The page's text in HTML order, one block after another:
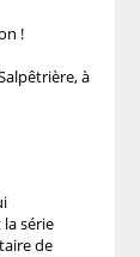
!
à
série
de